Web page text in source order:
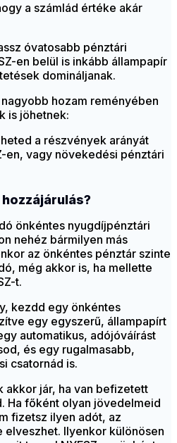
a számlád értéke akár
óvatosabb pénztári
en belül is inkább állampapír
domináljanak.
hozam reményében
is jöhetnek:
a részvények arányát
en, vagy növekedési pénztári
önkéntes nyugdíjpénztári
nehéz bármilyen más
az önkéntes pénztár szinte
még akkor is, ha mellette
t.
kezdd egy önkéntes
egy egyszerű, állampapírt
automatikus, adójóváírást
és egy rugalmasabb,
csatornád is.
akkor jár, ha van befizetett
Ha főként olyan jövedelmeid
fizetsz ilyen adót, az
Ilyenkor különösen